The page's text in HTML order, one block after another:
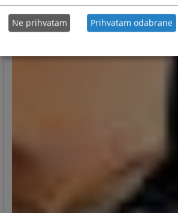
Ne prihvatam Prihvatam odabrane